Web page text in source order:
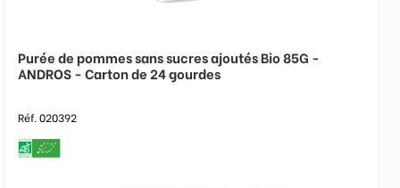
Purée de pommes sans sucres ajoutés Bio 85G -
ANDROS - Carton de 24 gourdes
Réf. 020392